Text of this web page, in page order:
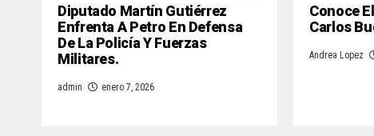
Diputado Martín Gutiérrez
Enfrenta A Petro En Defensa
De La Policía Y Fuerzas
Militares.
admin enero 7, 2026
Conoce
Carlos
Andrea Lopez